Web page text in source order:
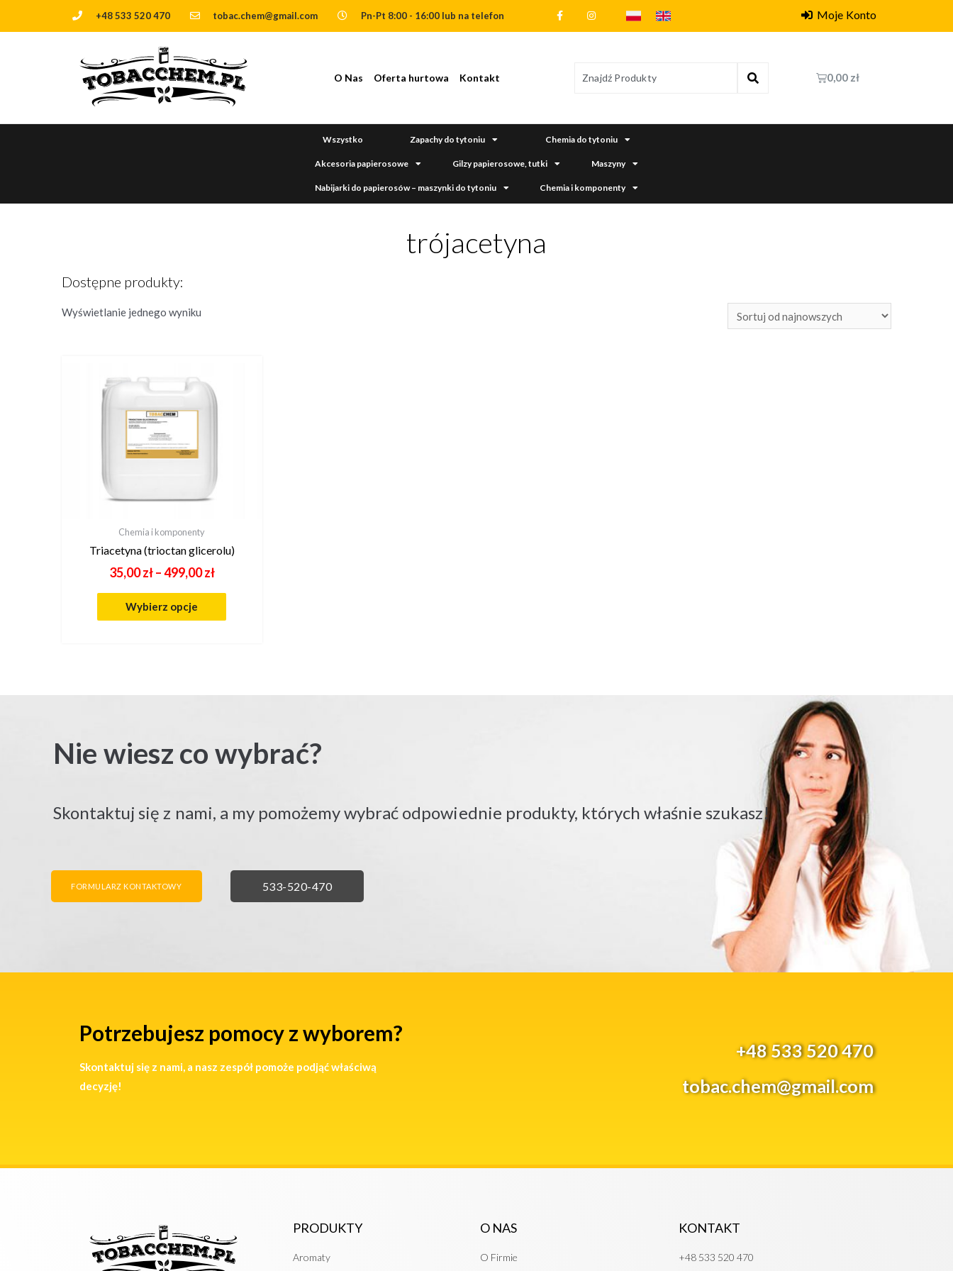
+48 533 520 470 tobac.chem@gmail.com Pn-Pt 8:00 - 16:00 lub na telefon Moje Konto
O Nas Oferta hurtowa Kontakt 0,00 zł
Wszystko Zapachy do tytoniu Chemia do tytoniu
Akcesoria papierosowe Gilzy papierosowe, tutki Maszyny
Nabijarki do papierosów – maszynki do tytoniu Chemia i komponenty
trójacetyna
Dostępne produkty:
Wyświetlanie jednego wyniku
Chemia i komponenty
Triacetyna (trioctan glicerolu)
35,00zł–499,00zł
Wybierz opcje
Nie wiesz co wybrać?
Skontaktuj się z nami, a my pomożemy wybrać odpowiednie produkty, których właśnie szukasz!
FORMULARZ KONTAKTOWY 533-520-470
Potrzebujesz pomocy z wyborem?
Skontaktuj się z nami, a nasz zespół pomoże podjąć właściwą
decyzję!
+48 533 520 470
tobac.chem@gmail.com
PRODUKTY
Aromaty
O NAS
O Firmie
KONTAKT
+48 533 520 470